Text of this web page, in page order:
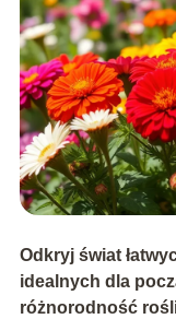
Odkryj świat
idealnych dla
różnorodność